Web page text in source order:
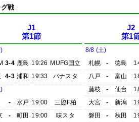
グ戦
J1
第1節
3-4 鹿島 19:26 MUFG国立
4-3 浦和 19:33
パナスタ
- 水戸 19:00
三協F柏
- 町田 19:00
味スタ
J2
第1
8/8 (土)
札幌
- 徳島
八戸
- 富山
藤枝
- 仙台
大宮
- 新潟
磐田
- 秋田